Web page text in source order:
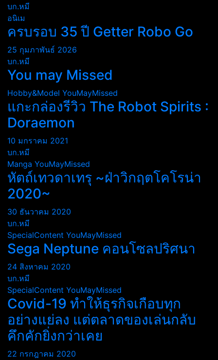
บก.หมี
อนิเม
ครบรอบ 35 ปี Getter Robo Go
25 กุมภาพันธ์ 2026
บก.หมี
You may Missed
Hobby&Model YouMayMissed
แกะกล่องรีวิว The Robot Spirits :
Doraemon
10 มกราคม 2021
บก.หมี
Manga YouMayMissed
หัตถ์เทวดาเทรุ ~ฝ่าวิกฤตโคโรน่า
2020~
30 ธันวาคม 2020
บก.หมี
SpecialContent YouMayMissed
Sega Neptune คอนโซลปริศนา
24 สิงหาคม 2020
บก.หมี
SpecialContent YouMayMissed
Covid-19 ทำให้ธุรกิจเกือบทุก
อย่างแย่ลง แต่ตลาดของเล่นกลับ
คึกคักยิ่งกว่าเคย
22 กรกฎาคม 2020